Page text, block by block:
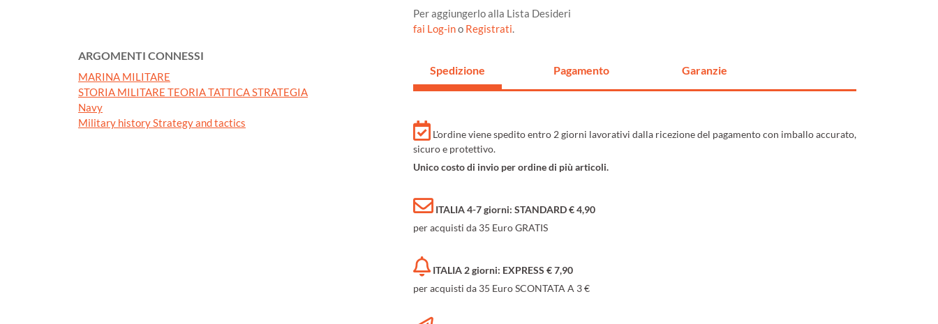
ARGOMENTI CONNESSI
MARINA MILITARE
STORIA MILITARE TEORIA TATTICA STRATEGIA
Navy
Military history Strategy and tactics
Per aggiungerlo alla Lista Desideri
fai Log-ino Registrati.
Spedizione Pagamento Garanzie
L'ordine viene spedito entro 2 giorni lavorativi dalla ricezione del pagamento con imballo accurato,
sicuro e protettivo.
Unico costo di invio per ordine di più articoli.
ITALIA 4-7 giorni: STANDARD € 4,90
per acquisti da 35 Euro GRATIS
ITALIA 2 giorni: EXPRESS € 7,90
per acquisti da 35 Euro SCONTATA A 3 €